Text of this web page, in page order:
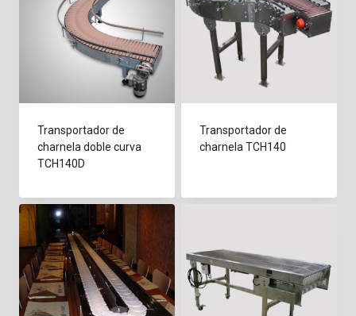
Transportador de
charnela doble curva
TCH140D
Transportador de
charnela TCH140